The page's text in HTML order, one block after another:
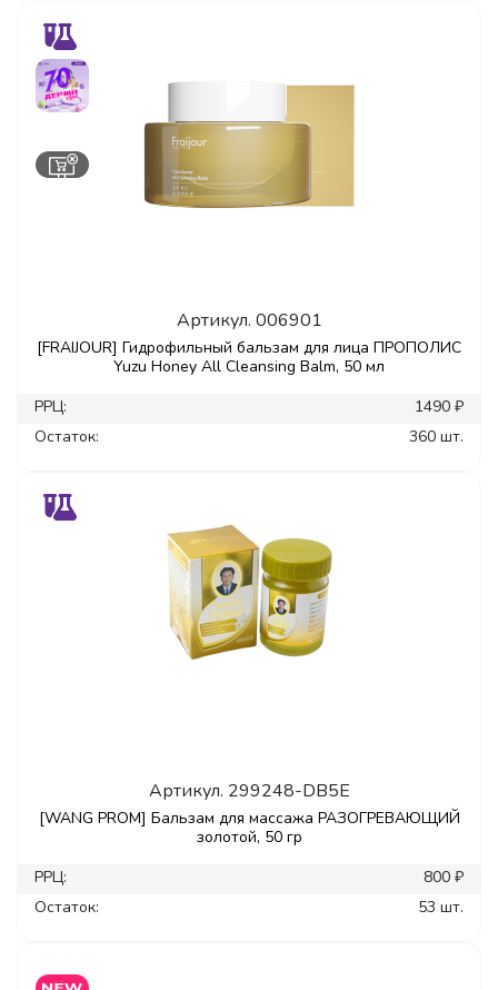
Артикул. 006901
[FRAIJOUR] Гидрофильный бальзам для лица ПРОПОЛИС
Yuzu Honey All Cleansing Balm, 50 мл
РРЦ:
1490 ₽
Остаток:
360 шт.
Артикул. 299248-DB5E
[WANG PROM] Бальзам для массажа РАЗОГРЕВАЮЩИЙ
золотой, 50 гр
РРЦ:
800 ₽
Остаток:
53 шт.